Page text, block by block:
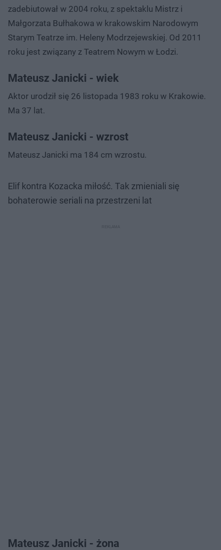
zadebiutował w 2004 roku, z spektaklu Mistrz i
Małgorzata Bułhakowa w krakowskim Narodowym
Starym Teatrze im. Heleny Modrzejewskiej. Od 2011
roku jest związany z Teatrem Nowym w Łodzi.
Mateusz Janicki - wiek
Aktor urodził się 26 listopada 1983 roku w Krakowie.
Ma 37 lat.
Mateusz Janicki - wzrost
Mateusz Janicki ma 184 cm wzrostu.
Elif kontra Kozacka miłość. Tak zmieniali się
bohaterowie seriali na przestrzeni lat
Mateusz Janicki - żona